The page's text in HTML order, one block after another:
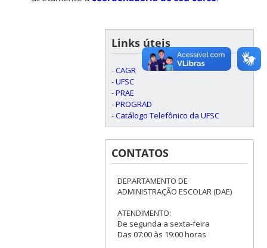
Links úteis
-CAGR
-UFSC
-PRAE
-PROGRAD
-Catálogo Telefônico da UFSC
CONTATOS
DEPARTAMENTO DE
ADMINISTRAÇÃO ESCOLAR (DAE)
ATENDIMENTO:
De segunda a sexta-feira
Das 07:00 às 19:00 horas